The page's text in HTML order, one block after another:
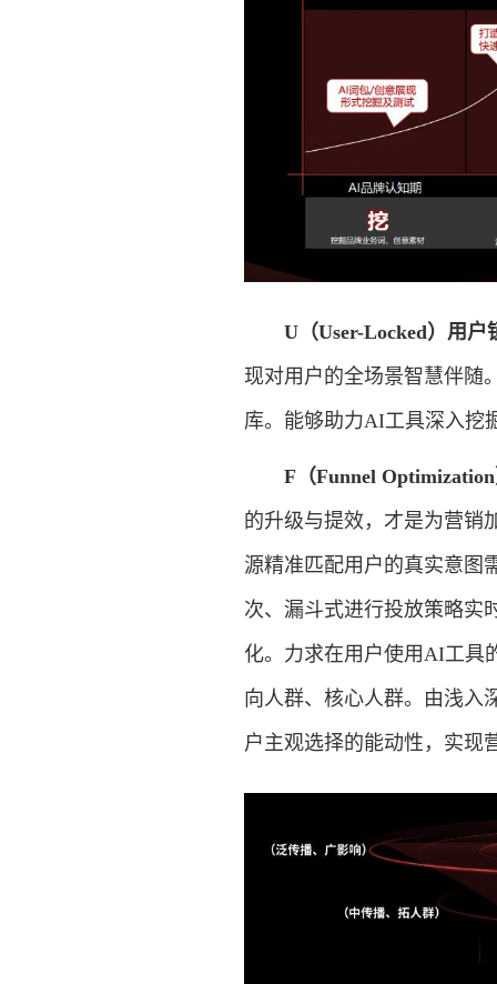
U（User-Locked）用户
现对用户的全场景智慧伴随
库。能够助力AI工具深入挖
F（Funnel
的升级与提效，才是为营销
源精准匹配用户的真实意图
次、漏斗式进行投放策略实
化。力求在用户使用AI工具
向人群、核心人群。由浅入
户主观选择的能动性，实现